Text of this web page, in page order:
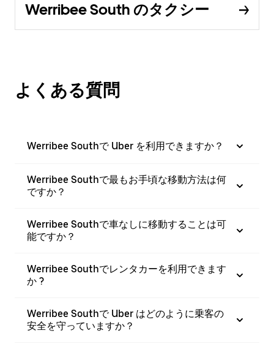
Werribee South のタクシー
よくある質問
Werribee Southで Uber を利用できますか？
Werribee Southで最もお手頃な移動方法は何
ですか？
Werribee Southで車なしに移動することは可
能ですか？
Werribee Southでレンタカーを利用できます
か ?
Werribee Southで Uber はどのように乗客の
安全を守っていますか？